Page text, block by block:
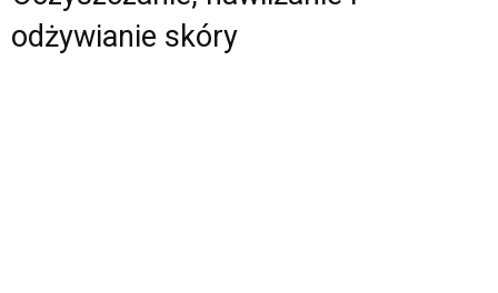
odżywianie skóry